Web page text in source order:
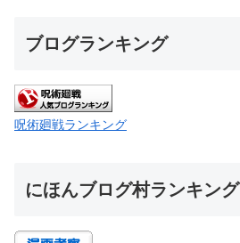
ブログランキング
呪術廻戦ランキング
にほんブログ村ランキング